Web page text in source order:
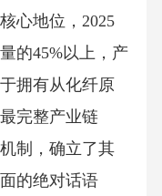
心地位，2025
的45%以上，产
拥有从化纤原
完整产业链
制，确立了其
的绝对话语